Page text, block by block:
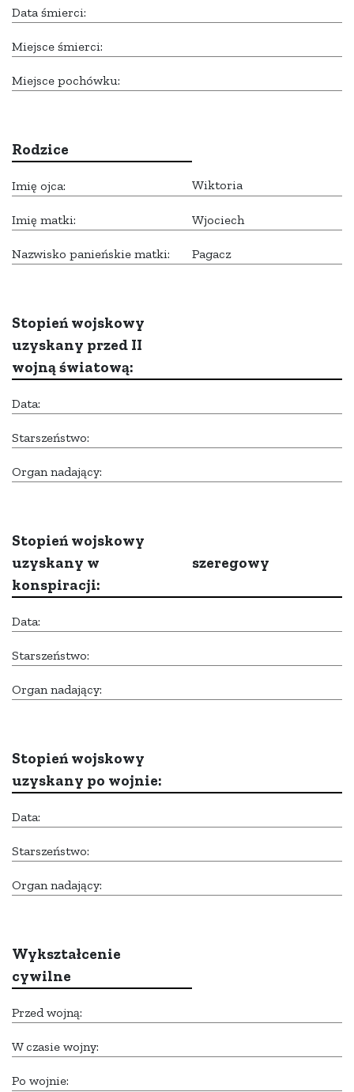
Data śmierci:
Miejsce śmierci:
Miejsce pochówku:
Rodzice
Imię ojca: Wiktoria
Imię matki: Wjociech
Nazwisko panieńskie matki: Pagacz
Stopień wojskowy
uzyskany przed II
wojną światową:
Data:
Starszeństwo:
Organ nadający:
Stopień wojskowy
uzyskany w
konspiracji:
szeregowy
Data:
Starszeństwo:
Organ nadający:
Stopień wojskowy
uzyskany po wojnie:
Data:
Starszeństwo:
Organ nadający:
Wykształcenie
cywilne
Przed wojną:
W czasie wojny:
Po wojnie: